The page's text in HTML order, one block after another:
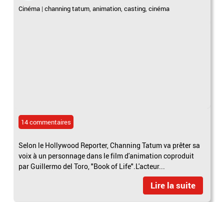
Cinéma |channing tatum,animation,casting,cinéma
14 commentaires
Selon le Hollywood Reporter, Channing Tatum va prêter sa
voix à un personnage dans le film d'animation coproduit
par Guillermo del Toro, "Book of Life".L'acteur...
Lire la suite